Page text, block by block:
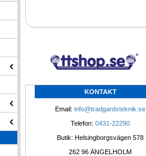
KONTAKT
Email: info@tradgardsteknik.se
Telefon: 0431-22290
Butik: Helsingborgsvägen 578
262 96 ÄNGELHOLM